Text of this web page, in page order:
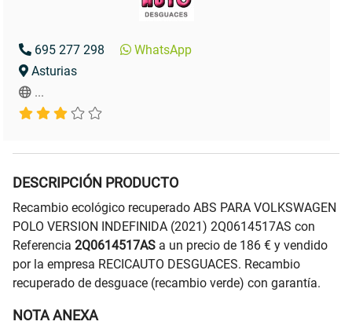
695 277 298
WhatsApp
Asturias
...
DESCRIPCIÓN PRODUCTO
Recambio ecológico recuperado ABS PARA VOLKSWAGEN
POLO VERSION INDEFINIDA (2021) 2Q0614517AS con
Referencia 2Q0614517AS a un precio de 186 € y vendido
por la empresa RECICAUTO DESGUACES. Recambio
recuperado de desguace (recambio verde) con garantía.
NOTA ANEXA